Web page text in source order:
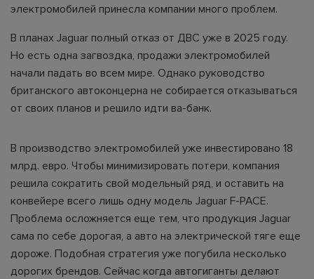
электромобилей принесла компании много проблем.
В планах Jaguar полный отказ от ДВС уже в 2025 году.
Но есть одна загвоздка, продажи электромобилей
начали падать во всем мире. Однако руководство
британского автоконцерна не собирается отказываться
от своих планов и решило идти ва-банк.
В производство электромобилей уже инвестировано 18
млрд. евро. Чтобы минимизировать потери, компания
решила сократить свой модельный ряд, и оставить на
конвейере всего лишь одну модель Jaguar F-PACE.
Проблема осложняется еще тем, что продукция Jaguar
сама по себе дорогая, а авто на электрической тяге еще
дороже. Подобная стратегия уже погубила несколько
дорогих брендов. Сейчас когда автогиганты делают